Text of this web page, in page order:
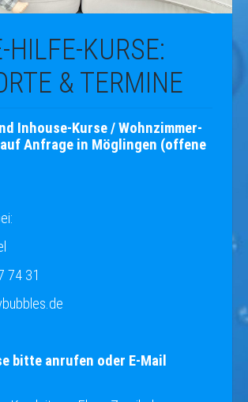
HILFE-KURSE:
& TERMINE
Inhouse-Kurse / Wohnzimmer-
Anfrage in Möglingen (offene
74 31
bitte anrufen oder E-Mail